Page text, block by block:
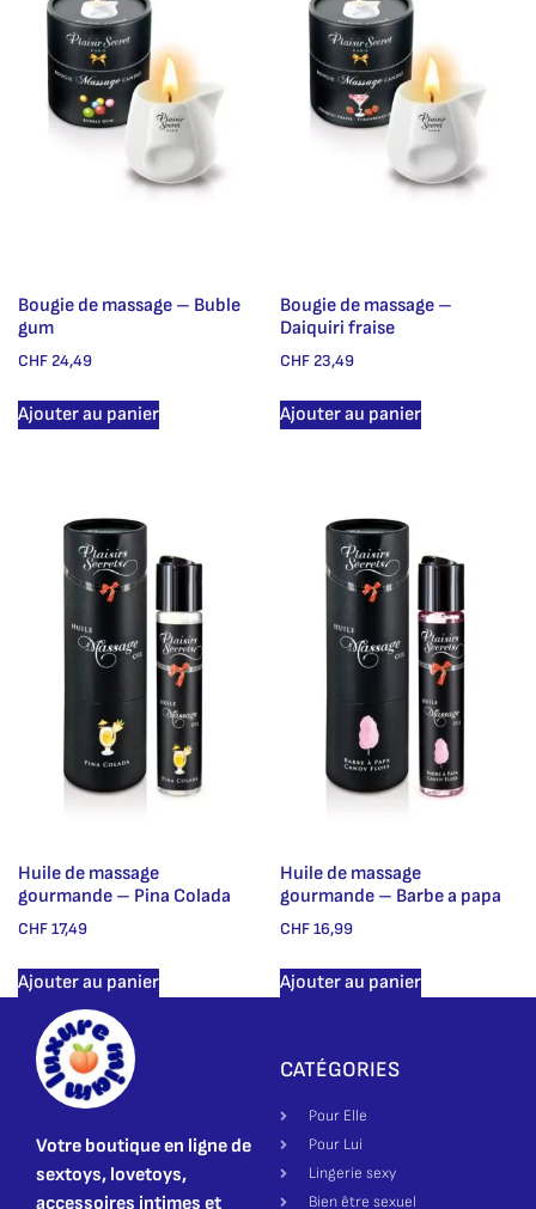
Bougie de massage – Buble
gum
CHF 24,49
Ajouter au panier
Bougie de massage –
Daiquiri fraise
CHF 23,49
Ajouter au panier
Huile de massage
gourmande – Pina Colada
CHF17,49
Ajouter au panier
Huile de massage
gourmande – Barbe a papa
CHF16,99
Ajouter au panier
Votre boutique en ligne de
sextoys, lovetoys,
accessoires intimes et
CATÉGORIES
Pour Elle
Pour Lui
Lingerie sexy
Bien être sexuel